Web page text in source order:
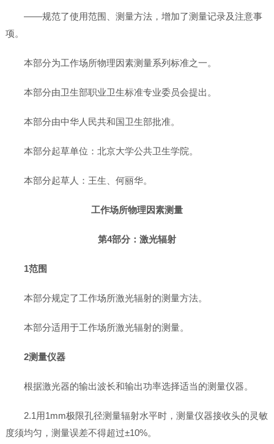
——规范了使用范围、测量方法，增加了测量记录及注意事
项。
本部分为工作场所物理因素测量系列标准之一。
本部分由卫生部职业卫生标准专业委员会提出。
本部分由中华人民共和国卫生部批准。
本部分起草单位：北京大学公共卫生学院。
本部分起草人：王生、何丽华。
工作场所物理因素测量
第4部分：激光辐射
1范围
本部分规定了工作场所激光辐射的测量方法。
本部分适用于工作场所激光辐射的测量。
2测量仪器
根据激光器的输出波长和输出功率选择适当的测量仪器。
2.1用1mm极限孔径测量辐射水平时，测量仪器接收头的灵敏
度须均匀，测量误差不得超过±10%。